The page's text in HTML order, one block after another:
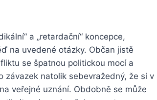
a „retardační“ koncepce,
na uvedené otázky. Občan jistě
se špatnou politickou mocí a
závazek natolik sebevražedný, že si v
veřejné uznání. Obdobně se může